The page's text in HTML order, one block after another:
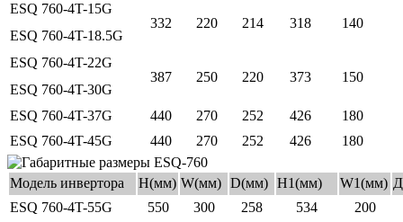
ESQ 760-4T-15G
332
220 214 318
140
ESQ 760-4T-18.5G
ESQ 760-4T-22G
387
250 220 373
150
ESQ 760-4T-30G
ESQ 760-4T-37G
440 270 252 426
180
ESQ 760-4T-45G
440 270 252 426 180
Модель инвертора H(мм) W(мм) D(мм) H1(мм) W1(мм)
ESQ 760-4T-55G
550 300 258 534 200